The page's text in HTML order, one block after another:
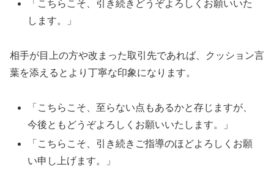
「こちらこそ、引き続きどうぞよろしくお願いいた
します。」
相手が目上の方や改まった取引先であれば、クッション言
葉を添えるとより丁寧な印象になります。
「こちらこそ、至らない点もあるかと存じますが、
今後ともどうぞよろしくお願いいたします。」
「こちらこそ、引き続きご指導のほどよろしくお願
い申し上げます。」